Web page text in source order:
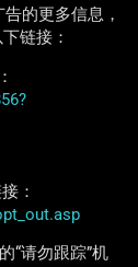
的更多信息，
链接：
：
“请勿跟踪”机